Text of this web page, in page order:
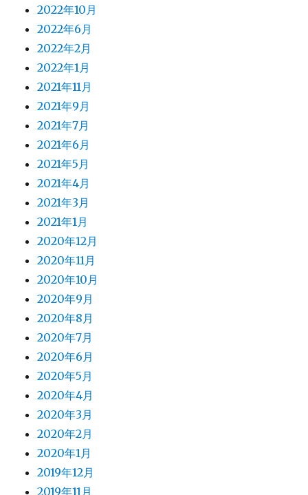
2022年10月
2022年6月
2022年2月
2022年1月
2021年11月
2021年9月
2021年7月
2021年6月
2021年5月
2021年4月
2021年3月
2021年1月
2020年12月
2020年11月
2020年10月
2020年9月
2020年8月
2020年7月
2020年6月
2020年5月
2020年4月
2020年3月
2020年2月
2020年1月
2019年12月
2019年11月